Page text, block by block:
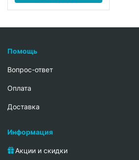
Помощь
Вопрос-ответ
Oплата
Доставка
Информация
Акции и скидки